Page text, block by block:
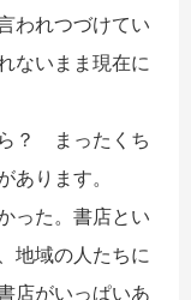
われつづけてい
ないまま現在に
？ まったくち
あります。
った。書店とい
地域の人たちに
店がいっぱいあ